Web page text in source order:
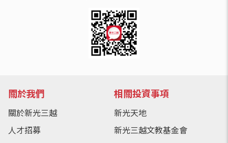
關於我們
關於新光三越
人才招募
相關投資事項
新光天地
新光三越文教基金會